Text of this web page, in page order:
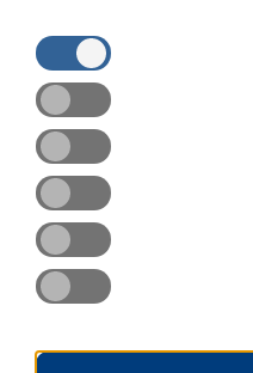
Geschäftsführer
Tel.: 0361 777933-10
E-Mail: post@vmt-
Menu